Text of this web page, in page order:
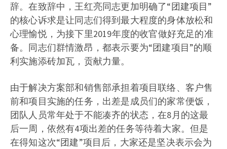
辞。在致辞中，王红亮同志更加明确了“团建项目”
的核心诉求是让同志们得到最大程度的身体放松和
心理愉悦，为接下里2019年度的收官做好充足的准
备。同志们群情激昂，都表示要为“团建项目”的顺
利实施添砖加瓦，贡献力量。
由于解决方案部和销售部承担着项目联络、客户售
前和项目实施的任务，出差是成员们的家常便饭，
团队人员常年处于不能凑齐的状态，在8月的这最
后一周，依然有4项出差的任务等待着大家。但是
在得知这次“团建”项目后，大家还是坚决表示会为